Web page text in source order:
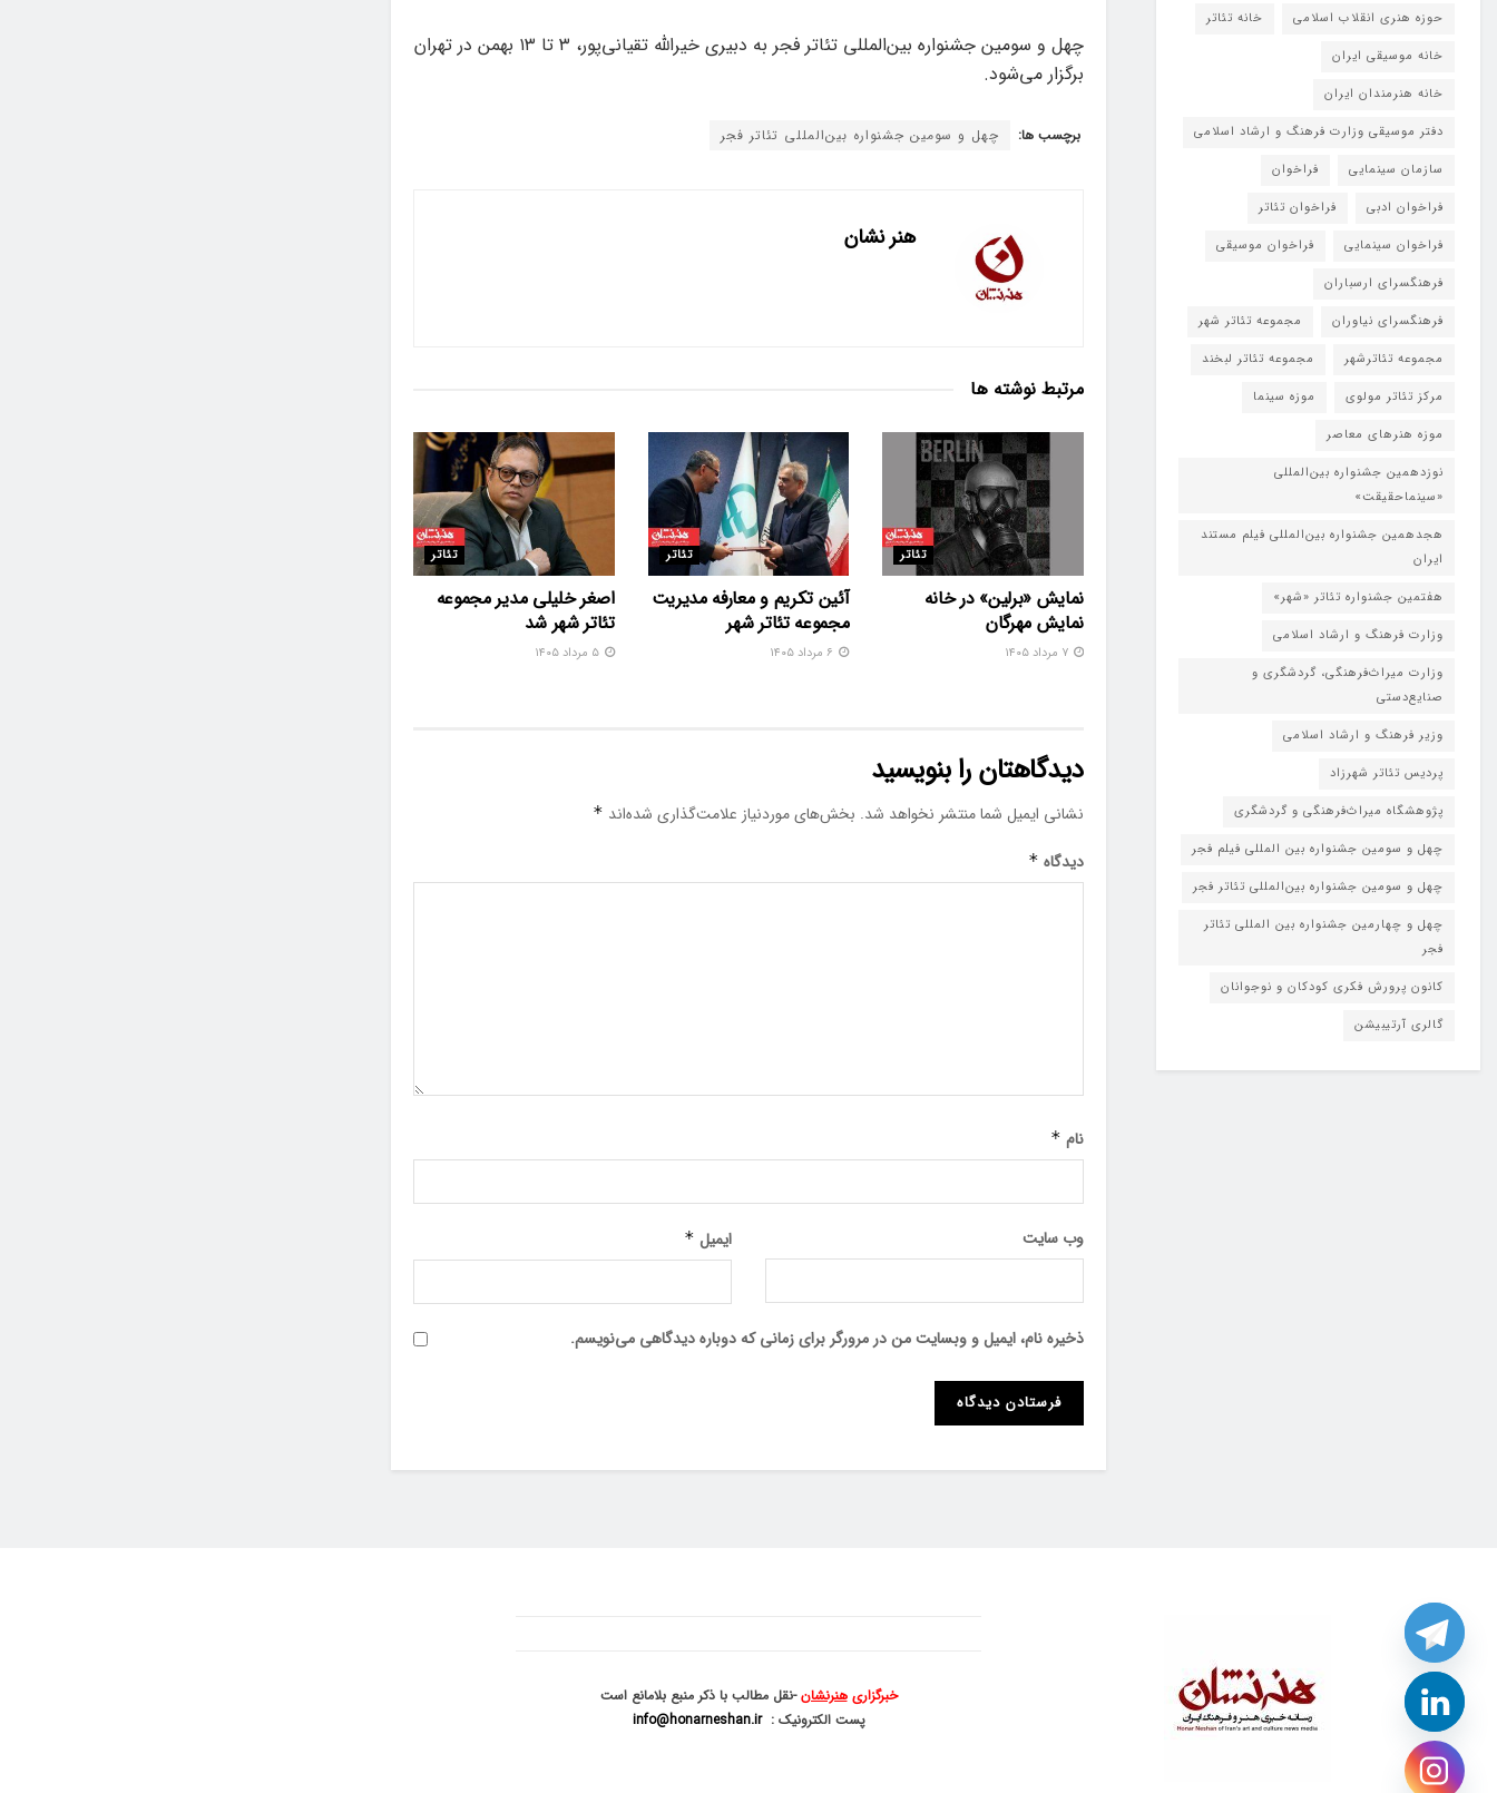
چهل و سومین جشنواره بین‌المللی تئاتر فجر به دبیری خیرالله تقیانی‌پور، ۳ تا ۱۳ بهمن در تهران
برگزار می‌شود.
برچسب ها: چهل و سومین جشنواره بین‌المللی تئاتر فجر
هنر نشان
مرتبط نوشته ها
تئاتر
نمایش «برلین» در خانه
نمایش مهرگان
تئاتر
آئین تکریم و معارفه مدیریت
مجموعه تئاتر شهر
تئاتر
اصغر خلیلی مدیر مجموعه
تئاتر شهر شد
۵ مرداد ۱۴۰۵
دیدگاهتان را بنویسید
نشانی ایمیل شما منتشر نخواهد شد. بخش‌های موردنیاز علامت‌گذاری شده‌اند *
دیدگاه *
نام *
ایمیل * وب‌ سایت
ذخیره نام، ایمیل و وبسایت من در مرورگر برای زمانی که دوباره دیدگاهی می‌نویسم.
حوزه هنری انقلاب اسلامی
خانه تئاتر
خانه موسیقی ایران
خانه هنرمندان ایران
دفتر موسیقی وزارت فرهنگ و ارشاد اسلامی
سازمان سینمایی
فراخوان
فراخوان ادبی
فراخوان تئاتر
فراخوان سینمایی
فراخوان موسیقی
فرهنگسرای ارسباران
فرهنگسرای نیاوران
مجموعه تئاتر شهر
مجموعه تئاترشهر
مجموعه تئاتر لبخند
مرکز تئاتر مولوی
موزه سینما
موزه هنرهای معاصر
نوزدهمین جشنواره بین‌المللی
«سینماحقیقت»
هجدهمین جشنواره بین‌المللی فیلم مستند
ایران
هفتمین جشنواره تئاتر «شهر»
وزارت فرهنگ و ارشاد اسلامی
وزارت میراث‌فرهنگی، گردشگری و
صنایع‌دستی
وزیر فرهنگ و ارشاد اسلامی
پردیس تئاتر شهرزاد
پژوهشگاه میراث‌فرهنگی و گردشگری
چهل و سومین جشنواره بین المللی فیلم فجر
چهل و سومین جشنواره بین‌المللی تئاتر فجر
چهل و چهارمین جشنواره بین المللی تئاتر
فجر
کانون پرورش فکری کودکان و نوجوانان
گالری آرتیبیشن
خبرگزاریهنرنشان-نقل مطالب با ذکر منبع بلامانع است
پست الکترونیک :info@honarneshan.ir